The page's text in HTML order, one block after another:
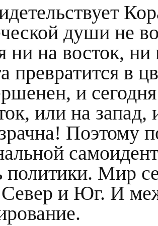
души не
ни на восток,
превратится в
и
или на
Поэтому
политики. Мир
Север и Юг. И